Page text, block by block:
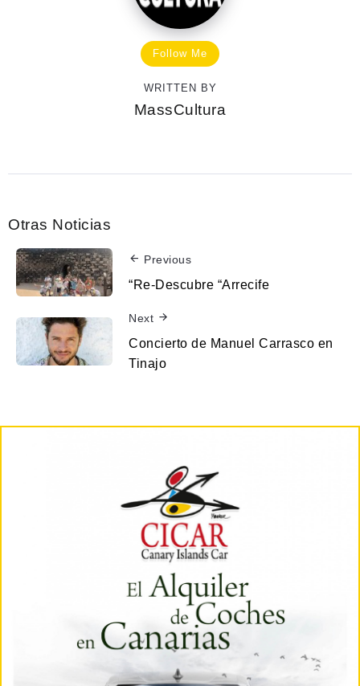
Follow Me
WRITTEN BY
MassCultura
Otras Noticias
Previous
“Re-Descubre “Arrecife
Next
Concierto de Manuel Carrasco en
Tinajo